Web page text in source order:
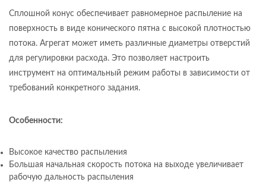
Сплошной конус обеспечивает равномерное распыление на
поверхность в виде конического пятна с высокой плотностью
потока. Агрегат может иметь различные диаметры отверстий
для регулировки расхода. Это позволяет настроить
инструмент на оптимальный режим работы в зависимости от
требований конкретного задания.
Особенности:
Высокое качество распыления
Большая начальная скорость потока на выходе увеличивает
рабочую дальность распыления